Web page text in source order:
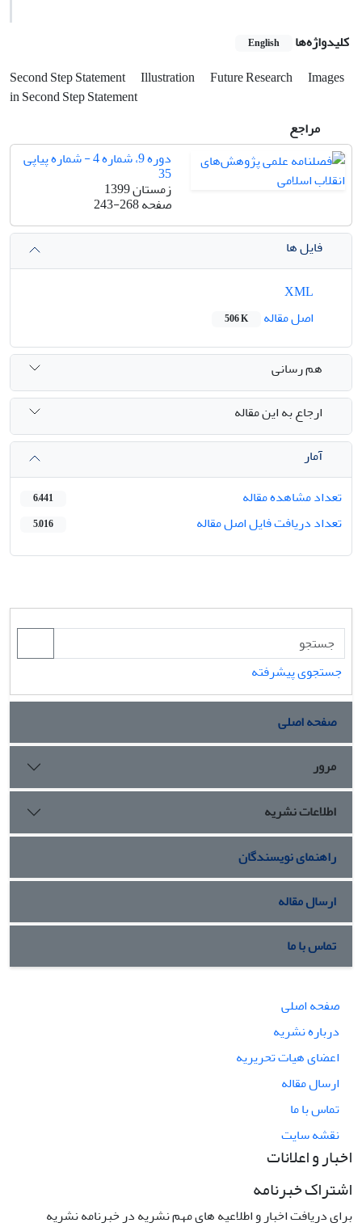
کلیدواژه‌ها English
Second Step Statement Illustration Future Research
Images
in Second Step Statement
مراجع
دوره 9، شماره 4 - شماره پیاپی
35
زمستان 1399
صفحه243-268
فایل ها
اصل مقاله
506 K
هم رسانی
ارجاع به این مقاله
آمار
تعداد مشاهده مقاله
6,441
تعداد دریافت فایل اصل مقاله 5,016
جستجوی پیشرفته
صفحه اصلی
مرور
اطلاعات نشریه
راهنمای نویسندگان
ارسال مقاله
تماس با ما
صفحه اصلی
درباره نشریه
اعضای هیات تحریریه
ارسال مقاله
تماس با ما
نقشه سایت
اخبار و اعلانات
اشتراک خبرنامه
برای دریافت اخبار و اطلاعیه های مهم نشریه در خبرنامه نشریه